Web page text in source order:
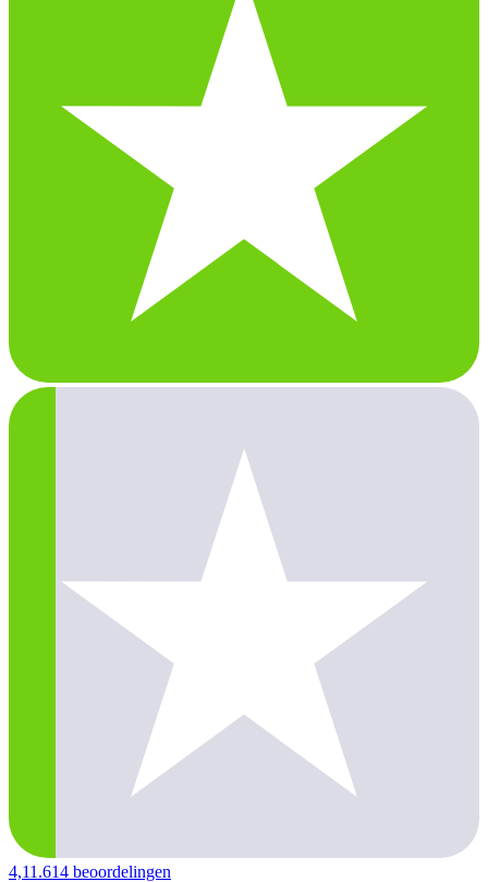
4,11.614 beoordelingen